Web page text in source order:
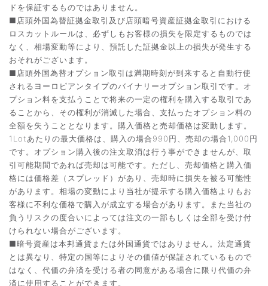
ドを保証するものではありません。
■店頭外国為替証拠金取引及び店頭暗号資産証拠金取引における
ロスカットルールは、必ずしもお客様の損失を限定するものでは
なく、相場変動等により、預託した証拠金以上の損失が発生する
おそれがございます。
■店頭外国為替オプション取引は満期時刻が到来すると自動行使
されるヨーロピアンタイプのバイナリーオプション取引です。オ
プション料を支払うことで将来の一定の権利を購入する取引であ
ることから、その権利が消滅した場合、支払ったオプション料の
全額を失うこととなります。購入価格と売却価格は変動します。
1Lotあたりの最大価格は、購入の場合990円、売却の場合1,000円
です。オプション購入後の注文取消は行う事ができませんが、取
引可能期間であれば売却は可能です。ただし、売却価格と購入価
格には価格差（スプレッド）があり、売却時に損失を被る可能性
があります。相場の変動により当社が提示する購入価格よりもお
客様に不利な価格で購入が成立する場合があります。また当社の
負うリスクの度合いによっては注文の一部もしくは全部を受け付
けられない場合がございます。
■暗号資産は本邦通貨または外国通貨ではありません。法定通貨
とは異なり、特定の国等によりその価値が保証されているもので
はなく、代価の弁済を受ける者の同意がある場合に限り代価の弁
済に使用することができます。